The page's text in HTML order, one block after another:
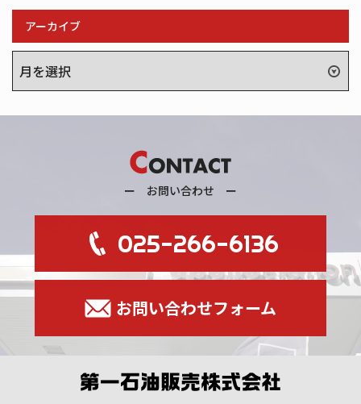
アーカイブ
ー
イ
ー お問い合わせ ー
025-266-6136
お問い合わせフォーム